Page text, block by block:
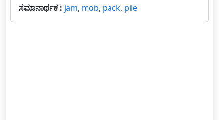
ಸಮಾನಾರ್ಥಕ : jam, mob, pack, pile